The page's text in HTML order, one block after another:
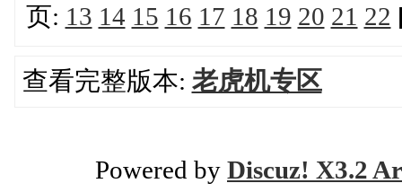
页: 13 14 15 16 17 18 19 20 21 22
查看完整版本: 老虎机专区
Powered by Discuz! X3.2